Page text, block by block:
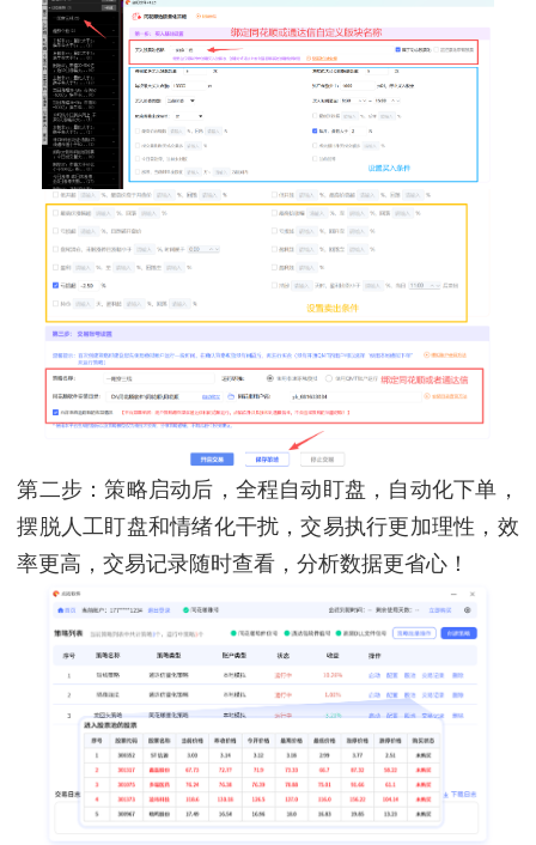
第二步：策略启动后，全程自动盯盘，自动化下单，
摆脱人工盯盘和情绪化干扰，交易执行更加理性，效
率更高，交易记录随时查看，分析数据更省心！